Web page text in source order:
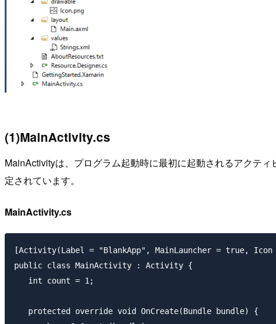
(1)MainActivity.cs
MainActivityは、プログラム起動時に最初に起動されるアクテ
定されています。
MainActivity.cs
[Activity(Label = "BlankApp", MainLauncher = true, Icon
public class MainActivity : Activity {
   int count = 1;
   protected override void OnCreate(Bundle bundle) {